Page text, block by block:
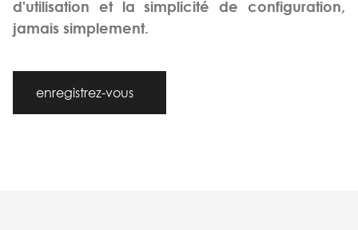
d'utilisation et la simplicité de configuration,
jamais simplement.
enregistrez-vous